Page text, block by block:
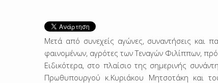
Μετά από συνεχείς αγώνες, συναντήσεις και
φαινομένων, αγρότες των Τεναγών Φιλίππων,
Ειδικότερα, στο πλαίσιο της σημερινής
Πρωθυπουργού κ.Κυριάκου Μητσοτάκη και